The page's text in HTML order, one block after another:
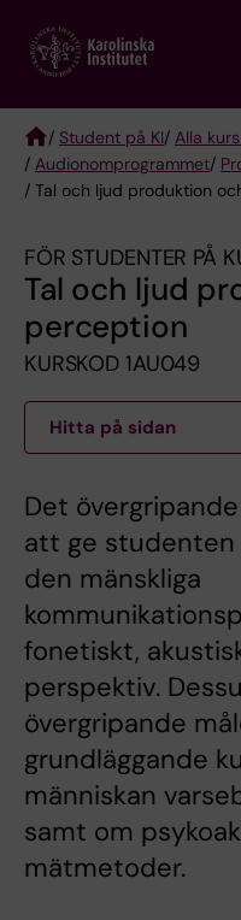
main
Breadcrumb
/ Student på KI/ Alla
/ Audionomprogrammet/
/ Tal och ljud produktion
FÖR STUDENTER PÅ
Tal och ljud
perception
KURSKOD 1AU049
Hitta på sidan
Det
att ge
den mänskliga
fonetiskt,
perspektiv.
övergripande
grundläggande
människan
samt om
mätmetoder.